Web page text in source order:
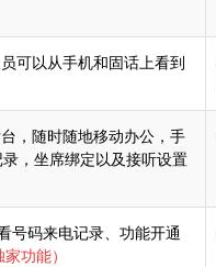
可以从手机和固话上看到
，随时随地移动办公，手
，坐席绑定以及接听设置
号码来电记录、功能开通
家功能）